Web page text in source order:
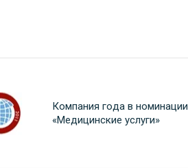
Компания года в номинации
«Медицинские услуги»